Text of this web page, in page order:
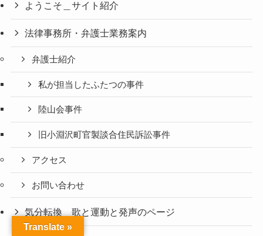
ようこそ＿サイト紹介
法律事務所・弁護士業務案内
弁護士紹介
私が担当したふたつの事件
陸山会事件
旧小淵沢町官製談合住民訴訟事件
アクセス
お問い合わせ
気分転換＿歌と運動と発声のページ
Translate »